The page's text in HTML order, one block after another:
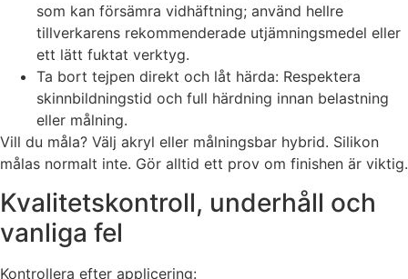
som kan försämra vidhäftning; använd hellre
tillverkarens rekommenderade utjämningsmedel eller
ett lätt fuktat verktyg.
Ta bort tejpen direkt och låt härda: Respektera
skinnbildningstid och full härdning innan belastning
eller målning.
Vill du måla? Välj akryl eller målningsbar hybrid. Silikon
målas normalt inte. Gör alltid ett prov om finishen är viktig.
Kvalitetskontroll, underhåll och
vanliga fel
Kontrollera efter applicering: